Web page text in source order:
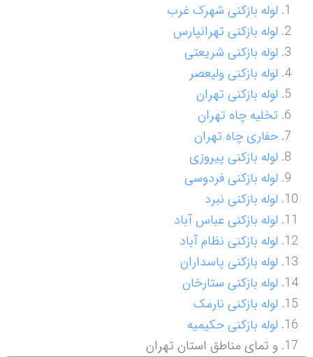
لوله بازکنی شهرک غرب
لوله بازکنی تهرانپارس
لوله بازکنی شریعتی
لوله بازکنی ولیعصر
لوله بازکنی تهران
تخلیه چاه تهران
حفاری چاه تهران
لوله بازکنی پیروزی
لوله بازکنی فردوسی
لوله بازکنی نبرد
لوله بازکنی عباس آباد
لوله بازکنی نظام آباد
لوله بازکنی پاسداران
لوله بازکنی ستارخان
لوله بازکنی نارمک
لوله بازکنی حکیمیه
و تمای مناطق استان تهران